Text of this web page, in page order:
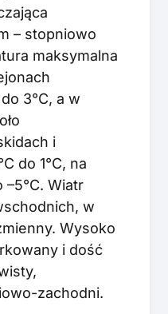
– stopniowo
maksymalna
3°C, a w
i
do 1°C, na
–5°C. Wiatr
w
Wysoko
i dość
zachodni.